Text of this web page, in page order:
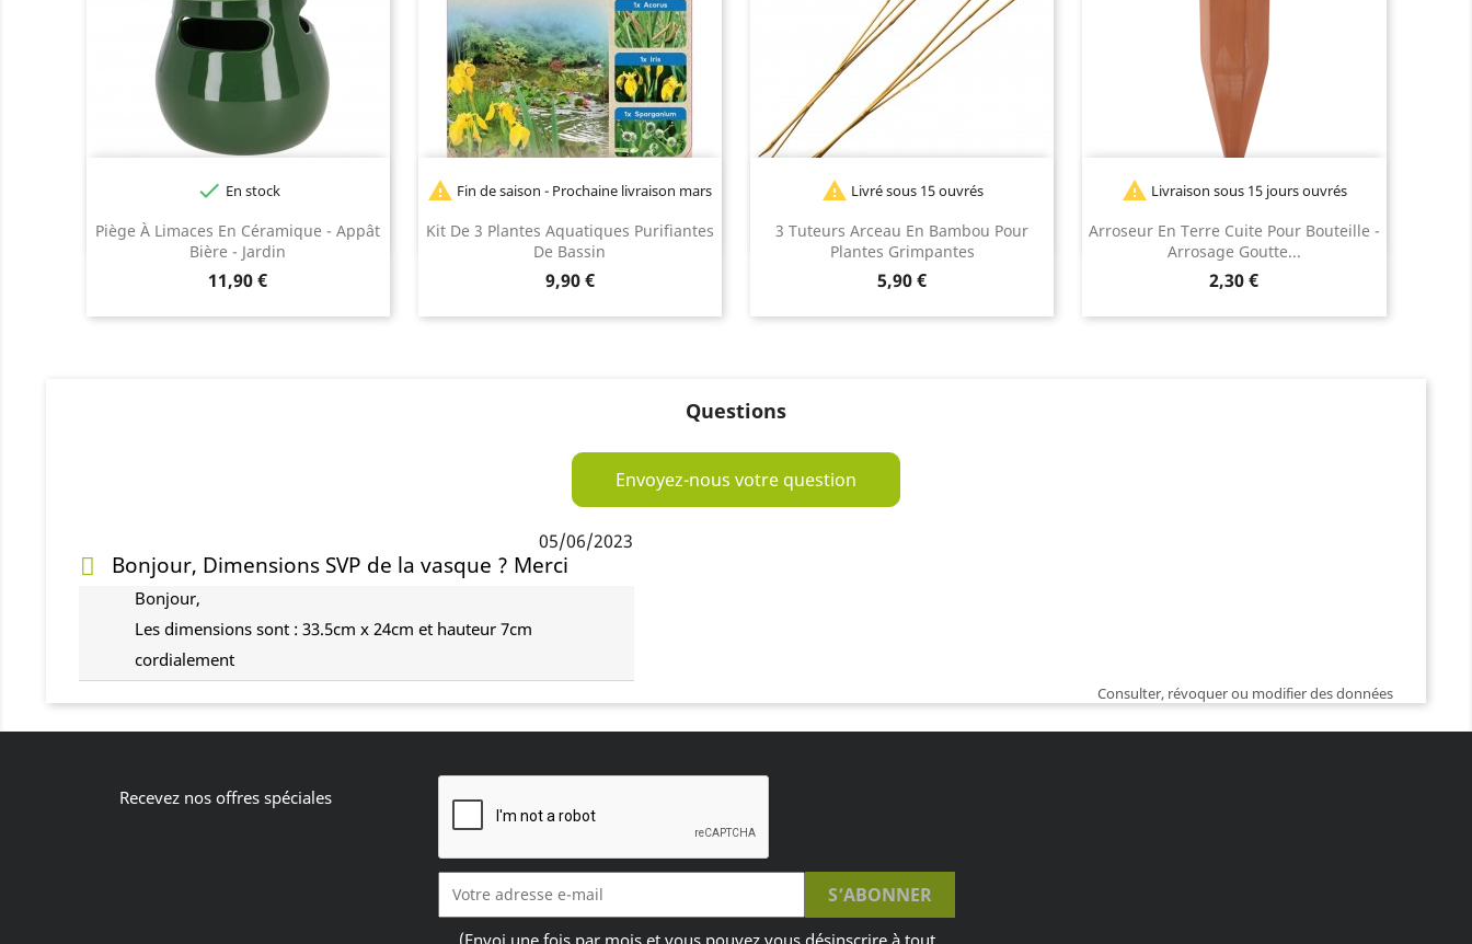
Piège À Limaces En Céramique - Appât
Bière - Jardin
Prix
11,90 €
 En stock
Kit De 3 Plantes Aquatiques Purifiantes
De Bassin
Prix
9,90 €
 Fin de saison - Prochaine livraison mars
3 Tuteurs Arceau En Bambou Pour
Plantes Grimpantes
Prix
5,90 €
 Livré sous 15 ouvrés
Arroseur En Terre Cuite Pour Bouteille -
Arrosage Goutte...
Prix
2,30 €
 Livraison sous 15 jours ouvrés
Questions
Envoyez-nous votre question
05/06/2023
Bonjour, Dimensions SVP de la vasque ? Merci
Bonjour,
Les dimensions sont : 33.5cm x 24cm et hauteur 7cm
cordialement
Consulter, révoquer ou modifier des données
Recevez nos offres spéciales
(Envoi une fois par mois et vous pouvez vous désinscrire à tout